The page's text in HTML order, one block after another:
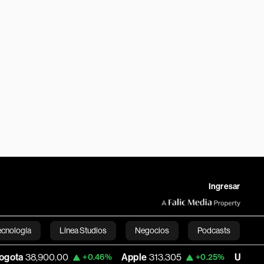
Ingresar
Línea Studios Negocios Podcasts
English
+0.46% Apple 313.305 +0.25% USD COP 3,159.60